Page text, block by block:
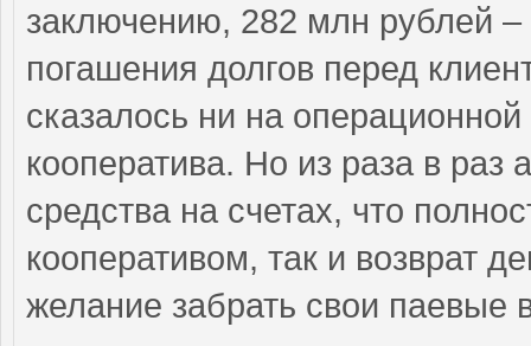
заключению, 282 млн рублей –
погашения долгов перед
сказалось ни на
кооператива. Но из раза в
средства на счетах, что
кооперативом, так и возврат
желание забрать свои паевые